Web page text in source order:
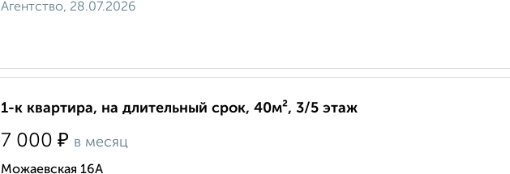
Агентство, 28.07.2026
1-к квартира, на длительный срок, 40м², 3/5 этаж
7 000 ₽ в месяц
Можаевская 16А